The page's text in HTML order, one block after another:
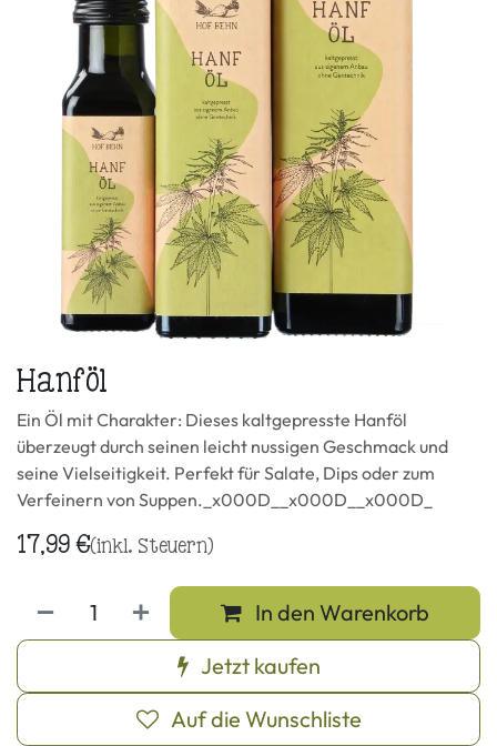
Hanföl
Ein Öl mit Charakter: Dieses kaltgepresste Hanföl
überzeugt durch seinen leicht nussigen Geschmack und
seine Vielseitigkeit. Perfekt für Salate, Dips oder zum
Verfeinern von Suppen._x000D__x000D__x000D_
17,99€(inkl. Steuern)
In den Warenkorb
Jetzt kaufen
Auf die Wunschliste